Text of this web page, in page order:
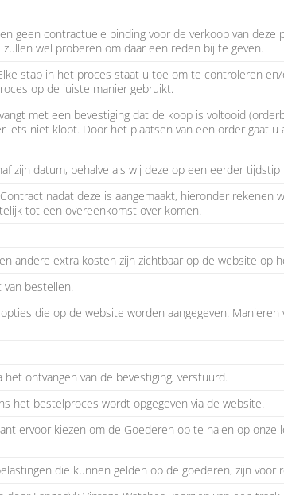
geen contractuele binding voor de verkoop van
wel proberen om daar een reden bij te geven.
stap in het proces staat u toe om te controleren
op de juiste manier gebruikt.
met een bevestiging dat de koop is voltooid
niet klopt. Door het plaatsen van een order gaat
zijn datum, behalve als wij deze op een eerder tijdstip
nadat deze is aangemaakt, hieronder rekenen
tot een overeenkomst over komen.
andere extra kosten zijn zichtbaar op de website op
bestellen.
die op de website worden aangegeven.
ontvangen van de bevestiging, verstuurd.
het bestelproces wordt opgegeven via de website.
ervoor kiezen om de Goederen op te halen op
die kunnen gelden op de goederen, zijn voor